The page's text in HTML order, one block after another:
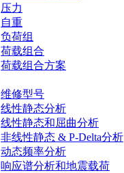
压力
自重
负荷组
荷载组合
荷载组合方案
维修型号
线性静态分析
线性静态和屈曲分析
非线性静态 & P-Delta分析
动态频率分析
响应谱分析和地震载荷